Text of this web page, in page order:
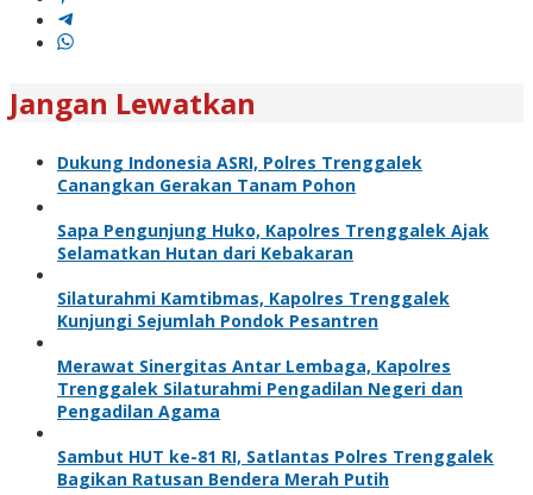
Jangan Lewatkan
Dukung Indonesia ASRI, Polres Trenggalek
Canangkan Gerakan Tanam Pohon
Sapa Pengunjung Huko, Kapolres Trenggalek Ajak
Selamatkan Hutan dari Kebakaran
Silaturahmi Kamtibmas, Kapolres Trenggalek
Kunjungi Sejumlah Pondok Pesantren
Merawat Sinergitas Antar Lembaga, Kapolres
Trenggalek Silaturahmi Pengadilan Negeri dan
Pengadilan Agama
Sambut HUT ke-81 RI, Satlantas Polres Trenggalek
Bagikan Ratusan Bendera Merah Putih